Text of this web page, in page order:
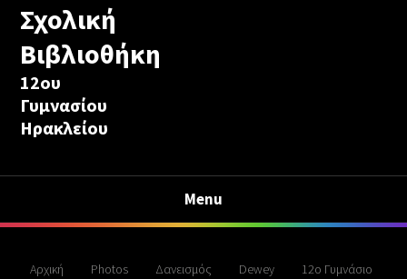
Σχολική
Βιβλιοθήκη
12ου
Γυμνασίου
Ηρακλείου
Menu
Αρχική Photos Δανεισμός Dewey 12ο Γυμνάσιο